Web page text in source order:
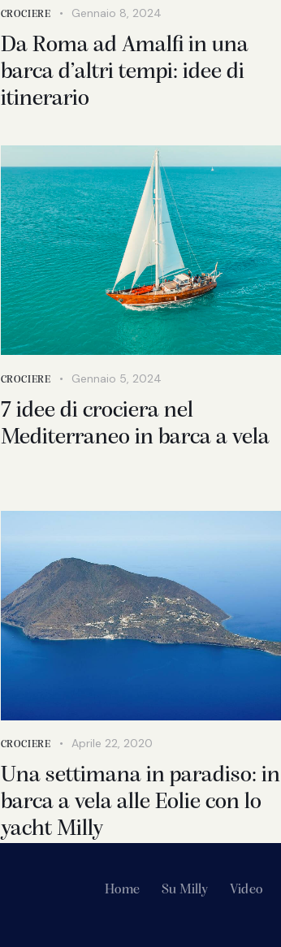
CROCIERE Gennaio 8, 2024
Da Roma ad Amalfi in una
barca d’altri tempi: idee di
itinerario
CROCIERE Gennaio 5, 2024
7 idee di crociera nel
Mediterraneo in barca a vela
CROCIERE Aprile 22, 2020
Una settimana in paradiso: in
barca a vela alle Eolie con lo
yacht Milly
Home Su Milly Video